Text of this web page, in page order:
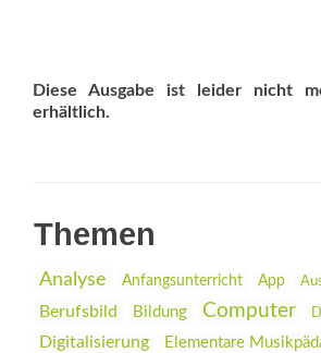
Diese Ausgabe ist leider nicht
erhältlich.
Themen
Analyse Anfangsunterricht App
Berufsbild Bildung Computer
Digitalisierung Elementare